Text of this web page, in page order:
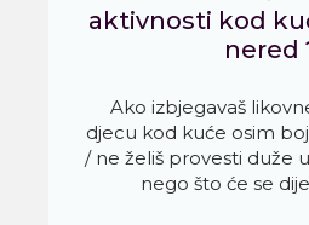
aktivnosti kod
nered
Ako izbjegavaš
djecu kod kuće osim
/ ne želiš provesti duže
nego što će se